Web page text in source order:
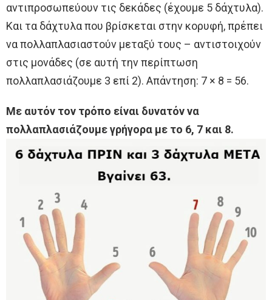
αντιπροσωπεύουν τις δεκάδες (έχουμε 5 δάχτυλα).
Και τα δάχτυλα που βρίσκεται στην κορυφή, πρέπει
να πολλαπλασιαστούν μεταξύ τους – αντιστοιχούν
στις μονάδες (σε αυτή την περίπτωση
πολλαπλασιάζουμε 3 επί 2). Απάντηση: 7 × 8 = 56.
Με αυτόν τον τρόπο είναι δυνατόν να
πολλαπλασιάζουμε γρήγορα με το 6, 7 και 8.